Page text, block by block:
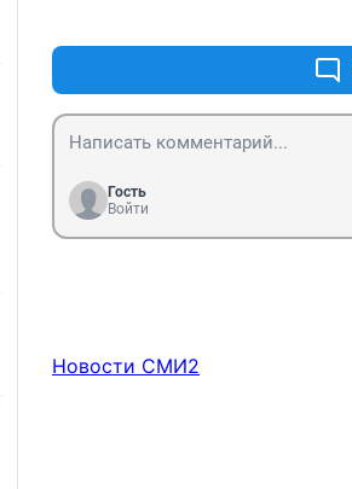
Гость
Войти
Новости СМИ2